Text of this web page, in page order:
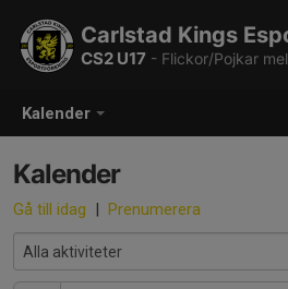
Kalender
Carlstad Kings
CS2 U17 - Flickor/Pojkar
Kalender
Gå till idag | Prenumerera